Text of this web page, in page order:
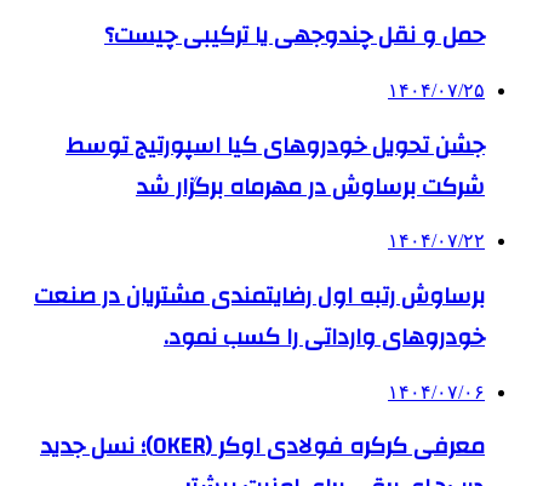
حمل و نقل چندوجهی یا ترکیبی چیست؟
۱۴۰۴/۰۷/۲۵
جشن تحویل خودروهای کیا اسپورتیج توسط
شرکت برساوش در مهرماه برگزار شد
۱۴۰۴/۰۷/۲۲
برساوش رتبه اول رضایتمندی مشتریان در صنعت
خودروهای وارداتی را کسب نمود.
۱۴۰۴/۰۷/۰۶
معرفی کرکره فولادی اوکر (OKER)؛ نسل جدید